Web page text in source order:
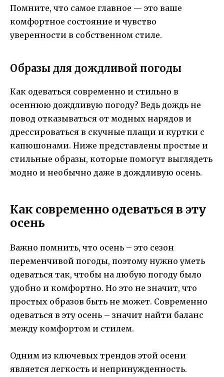
Помните, что самое главное — это ваше
комфортное состояние и чувство
уверенности в собственном стиле.
Образы для дождливой погоды
Как одеваться современно и стильно в
осеннюю дождливую погоду? Ведь дождь не
повод отказываться от модных нарядов и
дрессироваться в скучные плащи и куртки с
капюшонами. Ниже представлены простые и
стильные образы, которые помогут выглядеть
модно и необычно даже в дождливую осень.
Как современно одеваться в эту
осень
Важно помнить, что осень – это сезон
переменчивой погоды, поэтому нужно уметь
одеваться так, чтобы на любую погоду было
удобно и комфортно. Но это не значит, что
простых образов быть не может. Современно
одеваться в эту осень – значит найти баланс
между комфортом и стилем.
Одним из ключевых трендов этой осени
является легкость и непринужденность.